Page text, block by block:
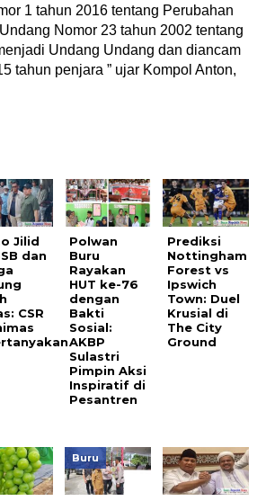
1 tahun 2016 tentang Perubahan
Nomor 23 tahun 2002 tentang
Undang Undang dan diancam
tahun penjara ” ujar Kompol Anton,
Jilid
dan
CSR
Polwan
Buru
Rayakan
HUT ke-76
dengan
Bakti
Sosial:
AKBP
Sulastri
Pimpin Aksi
Inspiratif di
Pesantren
Prediksi
Nottingham
Forest vs
Ipswich
Town: Duel
Krusial di
The City
Ground
Buru